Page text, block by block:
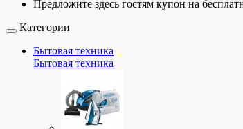
Предложите здесь гостям купон на
Категории
Бытовая техника
Бытовая техника